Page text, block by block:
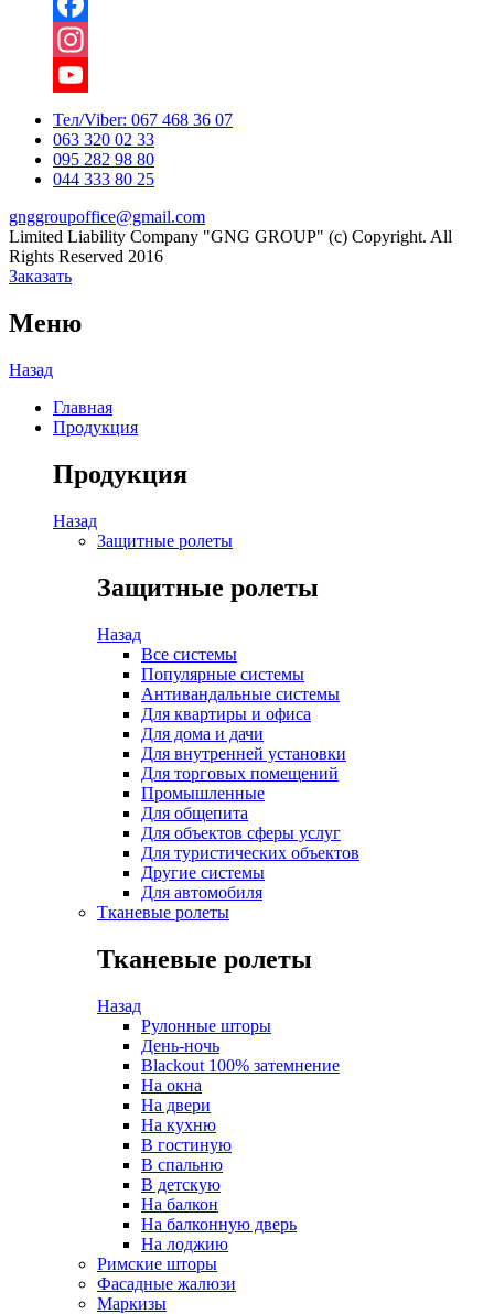
Facebook
Instagram
YouTube
Channel
Тел/Viber: 067 468 36 07
063 320 02 33
095 282 98 80
044 333 80 25
gnggroupoffice@gmail.com
Limited Liability Company "GNG GROUP" (c) Copyright. All
Rights Reserved 2016
Заказать
Меню
Назад
Главная
Продукция
Продукция
Назад
Защитные ролеты
Защитные ролеты
Назад
Все системы
Популярные системы
Антивандальные системы
Для квартиры и офиса
Для дома и дачи
Для внутренней установки
Для торговых помещений
Промышленные
Для общепита
Для объектов сферы услуг
Для туристических объектов
Другие системы
Для автомобиля
Тканевые ролеты
Тканевые ролеты
Назад
Рулонные шторы
День-ночь
Blackout 100% затемнение
На окна
На двери
На кухню
В гостиную
В спальню
В детскую
На балкон
На балконную дверь
На лоджию
Римские шторы
Фасадные жалюзи
Маркизы